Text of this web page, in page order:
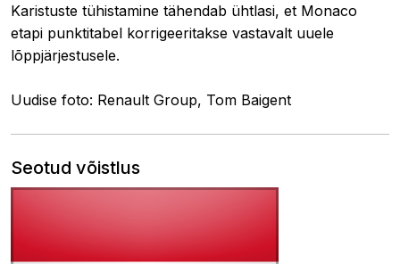
Karistuste tühistamine tähendab ühtlasi, et Monaco
etapi punktitabel korrigeeritakse vastavalt uuele
lõppjärjestusele.
Uudise foto: Renault Group, Tom Baigent
Seotud võistlus